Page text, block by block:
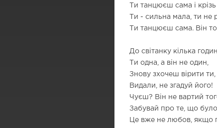
Ти танцюєш сама і крізь
Ти - сильна мала, ти не
Ти танцюєш сама. Він
До світанку кілька годин,
Ти одна, а він не один,
Знову зхочеш вірити
Видали, не згадуй його!
Чуєш? Він не вартий
Забувай про те, що
Це вже не любов, якщо